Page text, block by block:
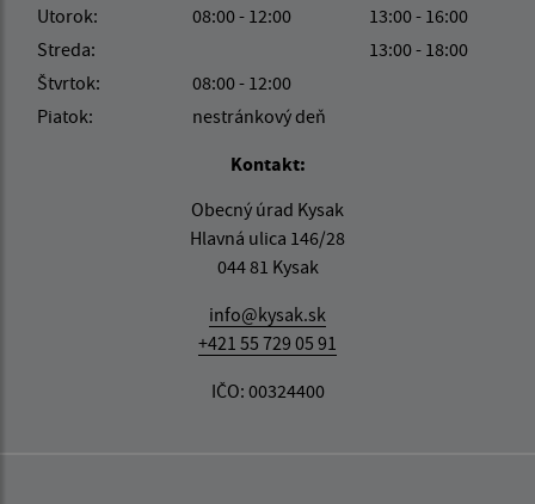
Utorok:
08:00 - 12:00
13:00 - 16:00
Streda:
13:00 - 18:00
Štvrtok:
08:00 - 12:00
Piatok:
nestránkový deň
Kontakt:
Obecný úrad Kysak
Hlavná ulica 146/28
044 81 Kysak
info@kysak.sk
+421 55 729 05 91
IČO: 00324400